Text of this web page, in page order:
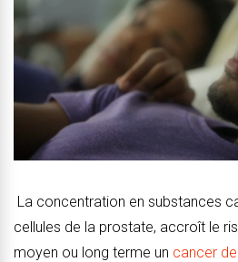
La concentration en substances
cellules de la prostate, accroît le
moyen ou long terme un cancer